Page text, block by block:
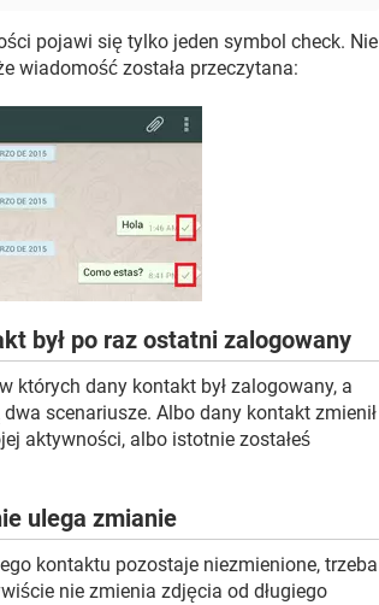
pojawi się tylko jeden symbol check. Nie
wiadomość została przeczytana:
był po raz ostatni zalogowany
których dany kontakt był zalogowany, a
scenariusze. Albo dany kontakt zmienił
aktywności, albo istotnie zostałeś
ulega zmianie
kontaktu pozostaje niezmienione, trzeba
nie zmienia zdjęcia od długiego